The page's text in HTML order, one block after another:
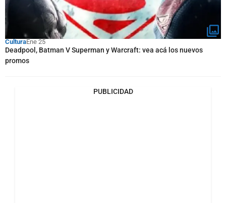
CulturaEne 25
Deadpool, Batman V Superman y Warcraft: vea acá los nuevos
promos
PUBLICIDAD